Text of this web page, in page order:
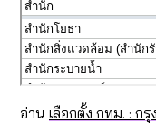
อ่าน เลือกตั้ง กทม. : ก